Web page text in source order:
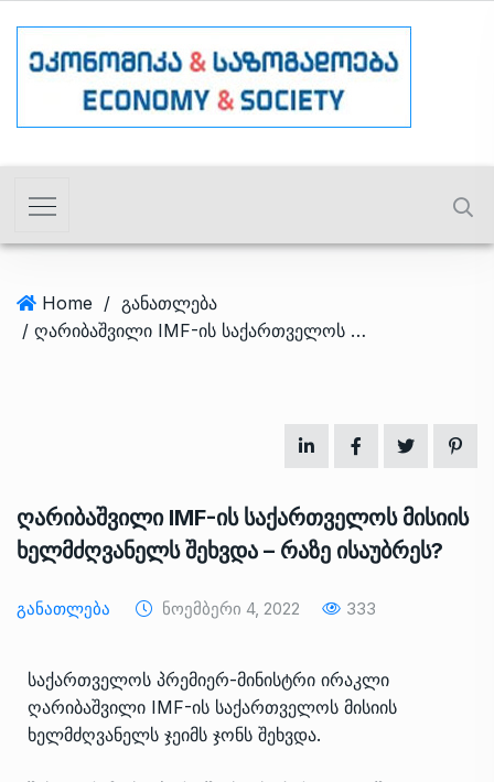
Home / განათლება
/ ღარიბაშვილი IMF-ის საქართველოს მისიის ხელმძღვანელს შეხვდა – რაზე ისაუბრეს?
ღარიბაშვილი IMF-ის საქართველოს მისიის
ხელმძღვანელს შეხვდა – რაზე ისაუბრეს?
Განათლება Ნოემბერი 4, 2022 333
საქართველოს პრემიერ-მინისტრი ირაკლი
ღარიბაშვილი IMF-ის საქართველოს მისიის
ხელმძღვანელს ჯეიმს ჯონს შეხვდა.